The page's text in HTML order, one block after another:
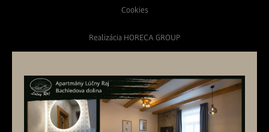
Cookies
Realizácia HORECA GROUP